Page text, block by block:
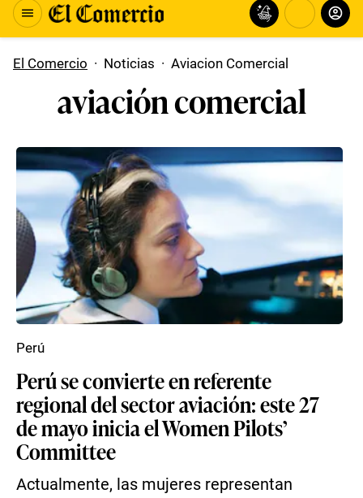
El Comercio · Noticias · Aviacion Comercial
aviación comercial
Perú se convierte en referente
regional del sector aviación: este 27
de mayo inicia el Women Pilots’
Committee
Actualmente, las mujeres representan
Perú